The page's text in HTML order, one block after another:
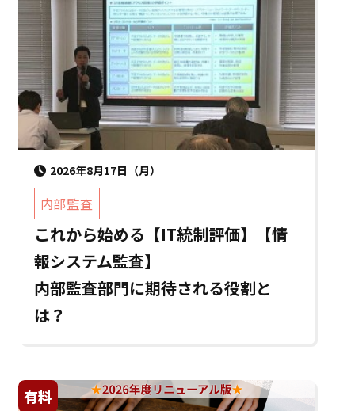
2026年8月17日（月）
内部監査
これから始める【IT統制評価】【情
報システム監査】
内部監査部門に期待される役割と
は？
有料